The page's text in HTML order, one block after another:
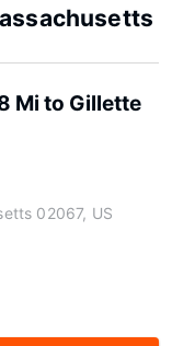
Mi to Gillette
02067, US